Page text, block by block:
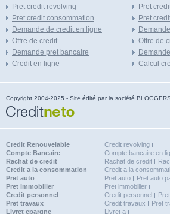
Pret credit revolving
Pret credit consommation
Demande de credit en ligne
Offre de credit
Demande pret bancaire
Credit en ligne
Pret
Pret
Offre de
Calcul
Copyright 2004-2025 - Site édité par la société
Credit Renouvelable
Credit revolving
Compte Bancaire
Compte bancaire en
Rachat de credit
Rachat de credit
Credit a la consommation
Credit a la
Pret auto
Pret auto Pret auto
Pret immobilier
Pret immobilier
Credit personnel
Credit personnel
Pret travaux
Credit travaux
Pret
Livret epargne
Livret a